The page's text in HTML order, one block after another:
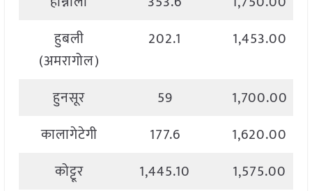
हुबली
(अमरागोल)
202.1 1,453.00
हुनसूर 59
1,700.00
कालागेटेगी
177.6
1,620.00
कोट्टूर
1,445.10
1,575.00